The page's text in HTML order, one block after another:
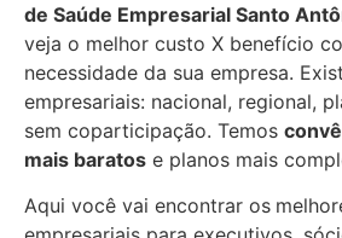
de Saúde Empresarial Santo
veja o melhor custo X benefício
necessidade da sua empresa.
empresariais: nacional, regional,
sem coparticipação. Temos
mais baratos e planos mais
Aqui você vai encontrar os